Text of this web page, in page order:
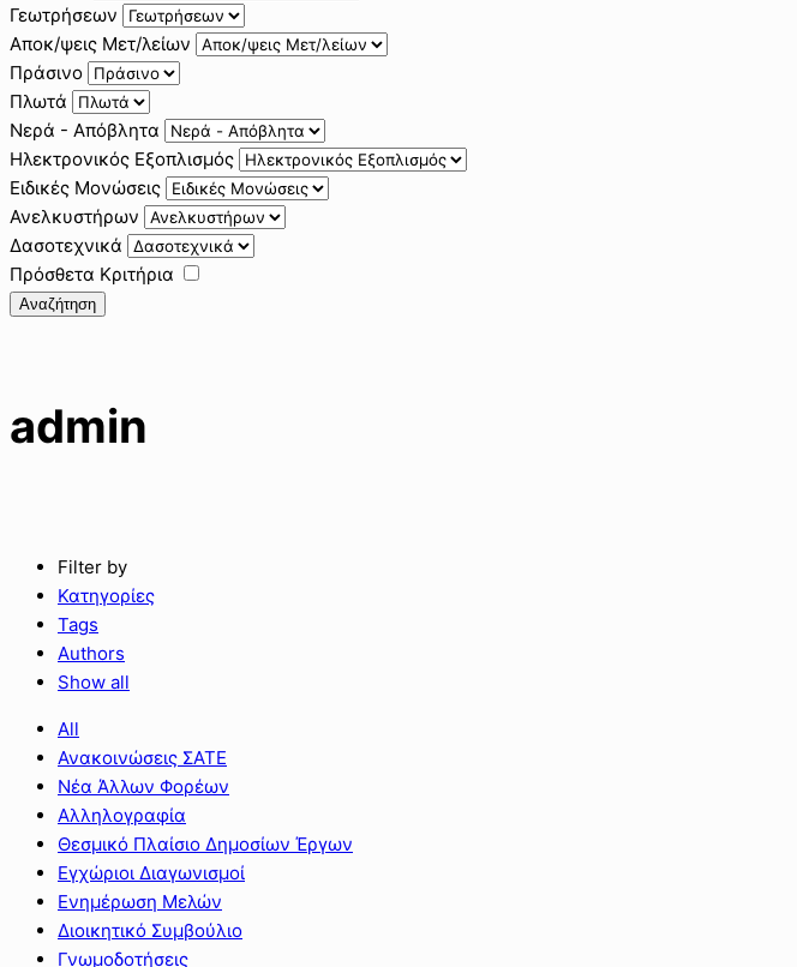
Γεωτρήσεων
Αποκ/ψεις Μετ/λείων
Πράσινο
Πλωτά
Νερά - Απόβλητα
Ηλεκτρονικός Εξοπλισμός
Ειδικές Μονώσεις
Ανελκυστήρων
Δασοτεχνικά
Πρόσθετα Κριτήρια
Αναζήτηση
admin
Filter by
Κατηγορίες
Tags
Authors
Show all
All
Ανακοινώσεις ΣΑΤΕ
Νέα Άλλων Φορέων
Αλληλογραφία
Θεσμικό Πλαίσιο Δημοσίων Έργων
Εγχώριοι Διαγωνισμοί
Ενημέρωση Μελών
Διοικητικό Συμβούλιο
Γνωμοδοτήσεις